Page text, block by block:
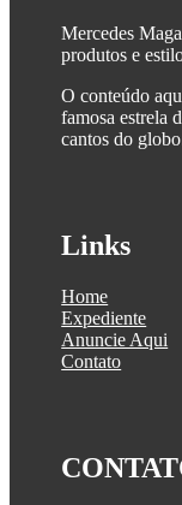
Mercedes
produtos e
O conteúdo
famosa estrela
cantos do
Links
Home
Expediente
Anuncie Aqui
Contato